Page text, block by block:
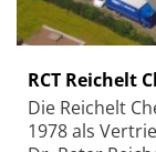
RCT Reichelt
Die Reichelt
1978 als